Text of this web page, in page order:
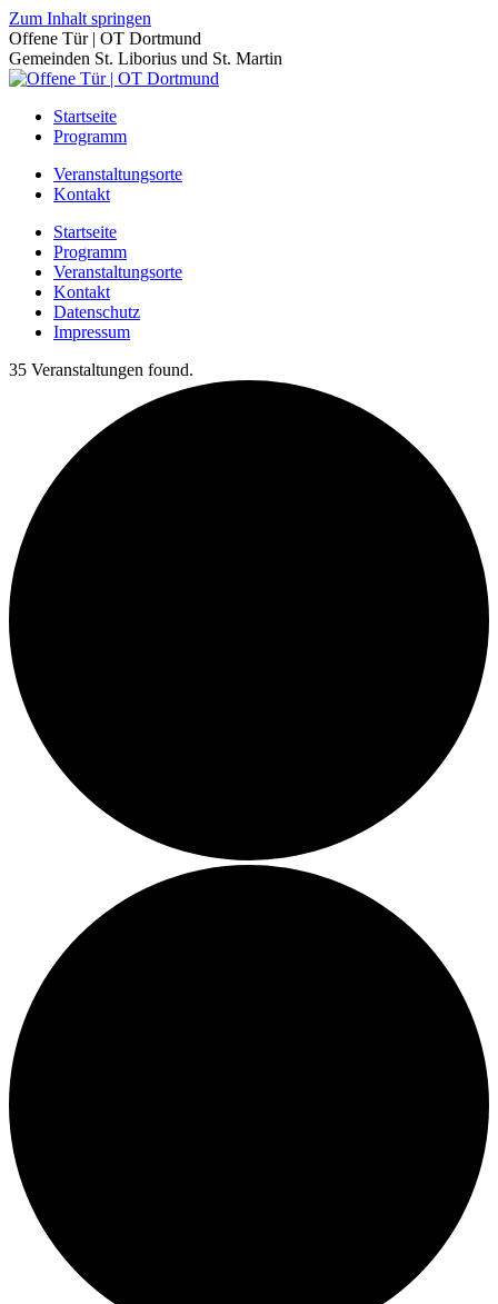
Zum Inhalt springen
Offene Tür | OT Dortmund
Gemeinden St. Liborius und St. Martin
Startseite
Programm
Veranstaltungsorte
Kontakt
Startseite
Programm
Veranstaltungsorte
Kontakt
Datenschutz
Impressum
35 Veranstaltungen found.